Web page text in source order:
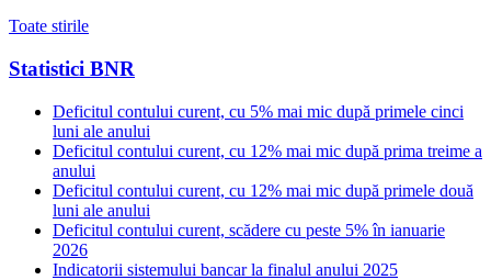
Toate stirile
Statistici BNR
Deficitul contului curent, cu 5% mai mic după primele cinci
luni ale anului
Deficitul contului curent, cu 12% mai mic după prima treime a
anului
Deficitul contului curent, cu 12% mai mic după primele două
luni ale anului
Deficitul contului curent, scădere cu peste 5% în ianuarie
2026
Indicatorii sistemului bancar la finalul anului 2025